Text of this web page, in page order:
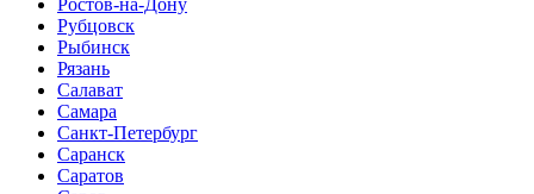
Рубцовск
Рыбинск
Рязань
Салават
Самара
Санкт-Петербург
Саранск
Саратов